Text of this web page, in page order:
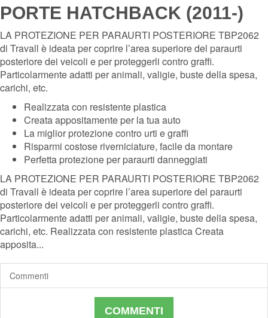
PORTE HATCHBACK (2011-)
LA PROTEZIONE PER PARAURTI POSTERIORE TBP2062
di Travall è ideata per coprire l’area superiore del paraurti
posteriore dei veicoli e per proteggerli contro graffi.
Particolarmente adatti per animali, valigie, buste della spesa,
carichi, etc.
Realizzata con resistente plastica
Creata appositamente per la tua auto
La miglior protezione contro urti e graffi
Risparmi costose riverniciature, facile da montare
Perfetta protezione per paraurti danneggiati
LA PROTEZIONE PER PARAURTI POSTERIORE TBP2062
di Travall è ideata per coprire l’area superiore del paraurti
posteriore dei veicoli e per proteggerli contro graffi.
Particolarmente adatti per animali, valigie, buste della spesa,
carichi, etc. Realizzata con resistente plastica Creata
apposita...
Commenti
COMMENTI